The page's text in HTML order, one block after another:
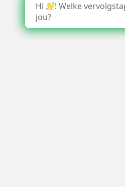
Hi
! Welke
jou?